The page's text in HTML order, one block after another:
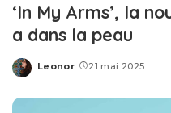
‘In My Arms’, la
a dans la peau
Posted
Leonor 21 mai 2025